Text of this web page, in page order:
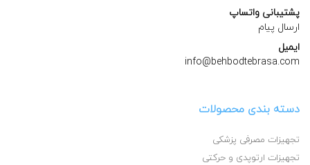
پشتیبانی واتساپ
ارسال پیام
ایمیل
info@behbodtebrasa.com
دسته بندی محصولات
تجهیزات مصرفی پزشکی
تجهیزات ارتوپدی و حرکتی